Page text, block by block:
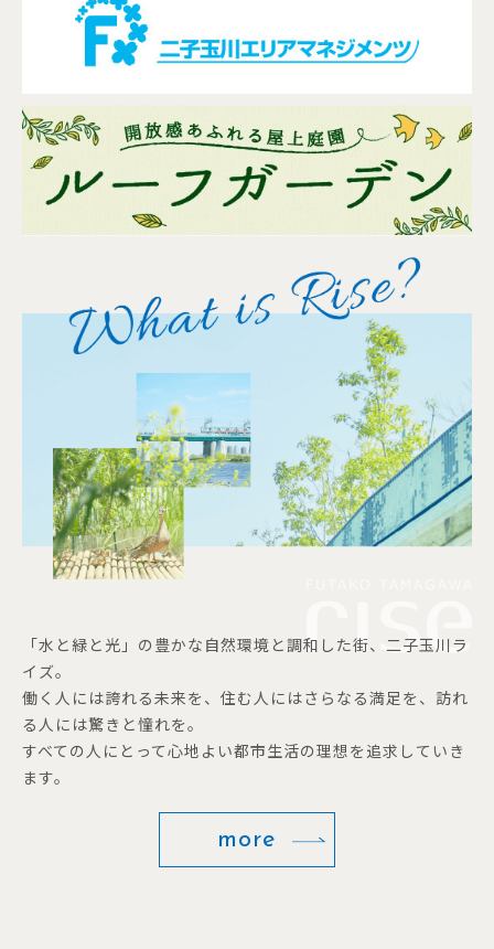
「水と緑と光」の豊かな自然環境と調和した街、二子玉川ラ
イズ。
働く人には誇れる未来を、住む人にはさらなる満足を、訪れ
る人には驚きと憧れを。
すべての人にとって心地よい都市生活の理想を追求していき
ます。
more